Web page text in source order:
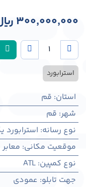
300,000,000
استرابورد
استان: قم
شهر: قم
نوع رسانه:
موقعیت مکانی:
نوع کمپین:
ATL
جهت تابلو: عمودی